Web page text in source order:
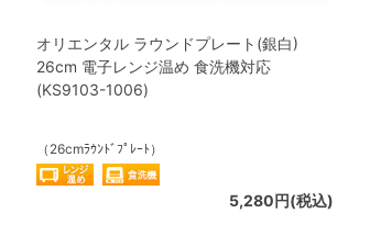
オリエンタル ラウンドプレート(銀白)
26cm 電子レンジ温め 食洗機対応
(KS9103-1006)
（26cmﾗｳﾝﾄﾞﾌﾟﾚｰﾄ）
5,280円(税込)